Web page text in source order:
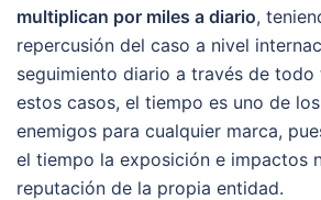
multiplican por miles a diario,
repercusión del caso a nivel
seguimiento diario a través de todo
estos casos, el tiempo es uno de
enemigos para cualquier marca,
el tiempo la exposición e impactos
reputación de la propia entidad.